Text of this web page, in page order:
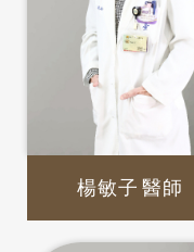
楊敏子醫師